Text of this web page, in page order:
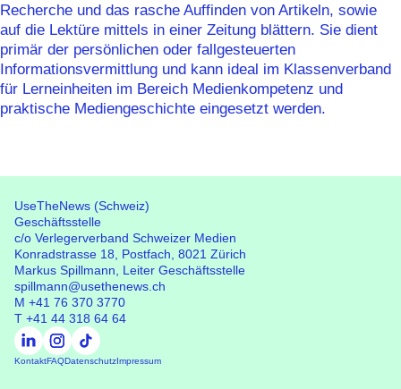
UseTheNews (Schweiz)
Geschäftsstelle
c/o Verlegerverband Schweizer Medien
Konradstrasse 18, Postfach, 8021 Zürich
KontaktFAQDatenschutzImpressum
Recherche und das rasche Auffinden von Artikeln, sowie
auf die Lektüre mittels in einer Zeitung blättern. Sie dient
primär der persönlichen oder fallgesteuerten
Informationsvermittlung und kann ideal im Klassenverband
für Lerneinheiten im Bereich Medienkompetenz und
praktische Mediengeschichte eingesetzt werden.
UseTheNews (Schweiz)
Geschäftsstelle
c/o Verlegerverband Schweizer Medien
Konradstrasse 18, Postfach, 8021 Zürich
Markus Spillmann, Leiter Geschäftsstelle
spillmann@usethenews.ch
M +41 76 370 3770
T +41 44 318 64 64
KontaktFAQDatenschutzImpressum